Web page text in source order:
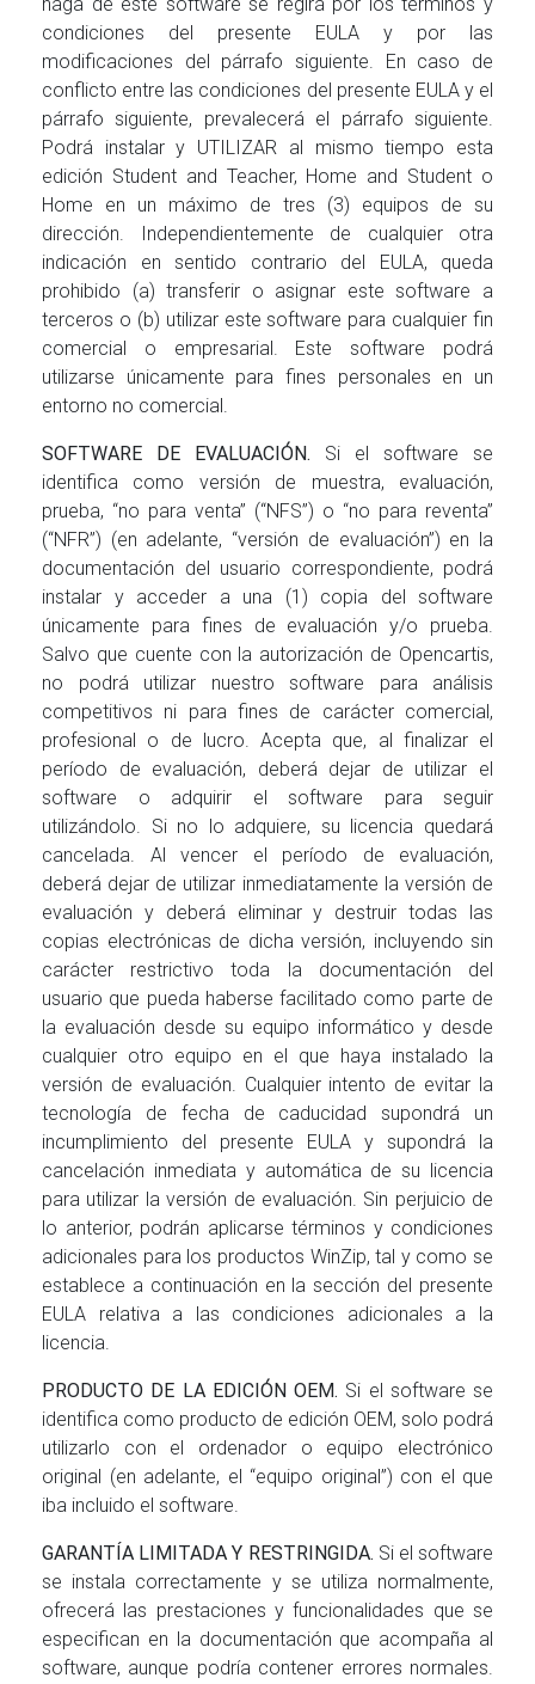
haga de este software se regirá por los términos y
condiciones del presente EULA y por las
modificaciones del párrafo siguiente. En caso de
conflicto entre las condiciones del presente EULA y el
párrafo siguiente, prevalecerá el párrafo siguiente.
Podrá instalar y UTILIZAR al mismo tiempo esta
edición Student and Teacher, Home and Student o
Home en un máximo de tres (3) equipos de su
dirección. Independientemente de cualquier otra
indicación en sentido contrario del EULA, queda
prohibido (a) transferir o asignar este software a
terceros o (b) utilizar este software para cualquier fin
comercial o empresarial. Este software podrá
utilizarse únicamente para fines personales en un
entorno no comercial.
SOFTWARE DE EVALUACIÓN. Si el software se
identifica como versión de muestra, evaluación,
prueba, “no para venta” (“NFS”) o “no para reventa”
(“NFR”) (en adelante, “versión de evaluación”) en la
documentación del usuario correspondiente, podrá
instalar y acceder a una (1) copia del software
únicamente para fines de evaluación y/o prueba.
Salvo que cuente con la autorización de Opencartis,
no podrá utilizar nuestro software para análisis
competitivos ni para fines de carácter comercial,
profesional o de lucro. Acepta que, al finalizar el
período de evaluación, deberá dejar de utilizar el
software o adquirir el software para seguir
utilizándolo. Si no lo adquiere, su licencia quedará
cancelada. Al vencer el período de evaluación,
deberá dejar de utilizar inmediatamente la versión de
evaluación y deberá eliminar y destruir todas las
copias electrónicas de dicha versión, incluyendo sin
carácter restrictivo toda la documentación del
usuario que pueda haberse facilitado como parte de
la evaluación desde su equipo informático y desde
cualquier otro equipo en el que haya instalado la
versión de evaluación. Cualquier intento de evitar la
tecnología de fecha de caducidad supondrá un
incumplimiento del presente EULA y supondrá la
cancelación inmediata y automática de su licencia
para utilizar la versión de evaluación. Sin perjuicio de
lo anterior, podrán aplicarse términos y condiciones
adicionales para los productos WinZip, tal y como se
establece a continuación en la sección del presente
EULA relativa a las condiciones adicionales a la
licencia.
PRODUCTO DE LA EDICIÓN OEM. Si el software se
identifica como producto de edición OEM, solo podrá
utilizarlo con el ordenador o equipo electrónico
original (en adelante, el “equipo original”) con el que
iba incluido el software.
GARANTÍA LIMITADA Y RESTRINGIDA. Si el software
se instala correctamente y se utiliza normalmente,
ofrecerá las prestaciones y funcionalidades que se
especifican en la documentación que acompaña al
software, aunque podría contener errores normales.